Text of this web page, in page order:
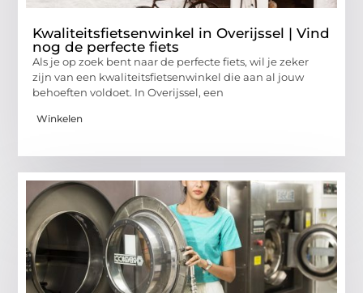
Kwaliteitsfietsenwinkel in Overijssel | Vind
nog de perfecte fiets
Als je op zoek bent naar de perfecte fiets, wil je zeker
zijn van een kwaliteitsfietsenwinkel die aan al jouw
behoeften voldoet. In Overijssel, een
Winkelen